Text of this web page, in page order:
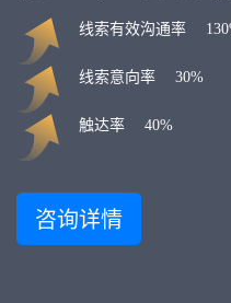
线索有效沟通率
线索意向率 30%
触达率 40%
咨询详情